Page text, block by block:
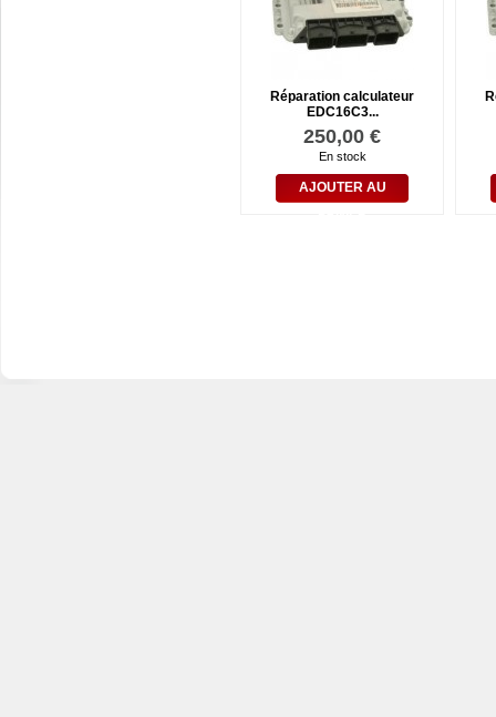
Réparation calculateur
EDC16C3...
250,00 €
En stock
AJOUTER AU